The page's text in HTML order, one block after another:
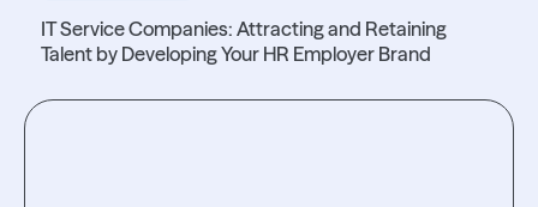
IT Service Companies: Attracting and Retaining
Talent by Developing Your HR Employer Brand